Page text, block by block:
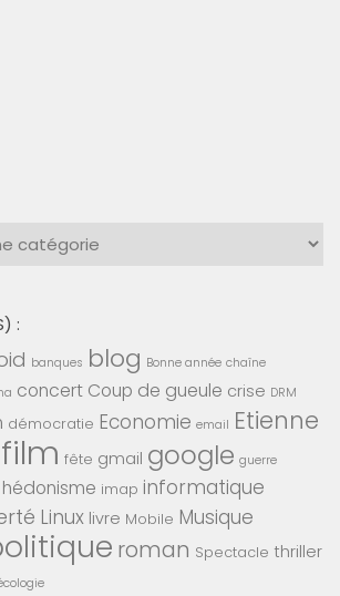
:
banques blog Bonne année chaîne
concert Coup de gueule crise DRM
démocratie Economie email Etienne
film fête gmail google guerre
hédonisme imap informatique
Linux livre Mobile Musique
roman Spectacle thriller